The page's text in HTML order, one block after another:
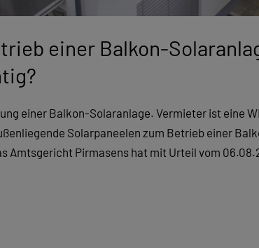
einer Balkon-
einer Balkon-Solaranlage. Vermieter ist eine
Solarpaneelen zum Betrieb einer
Amtsgericht Pirmasens hat mit Urteil vom